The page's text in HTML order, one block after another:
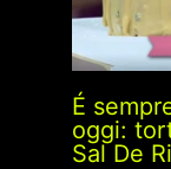
É
oggi:
Sal De